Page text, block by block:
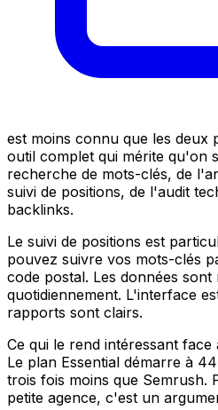
est moins connu que les deux
outil complet qui mérite qu'on
recherche de mots-clés, de
suivi de positions, de l'audit
backlinks.
Le suivi de positions est
pouvez suivre vos mots-clés
code postal. Les données sont
quotidiennement. L'interface
rapports sont clairs.
Ce qui le rend intéressant
Le plan Essential démarre à
trois fois moins que Semrush.
petite agence, c'est un